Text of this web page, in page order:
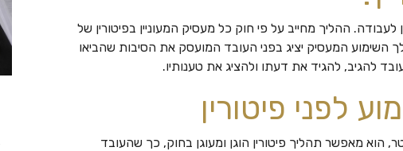
ההליך מחייב על פי חוק כל מעסיק המעוניין בפיטורין של
השימוע המעסיק יציג בפני העובד המועסק את הסיבות שהביאו
להגיב, להגיד את דעתו ולהציג את טענותיו.
לפני פיטורין
הוא מאפשר תהליך פיטורין הוגן ומעוגן בחוק, כך שהעובד